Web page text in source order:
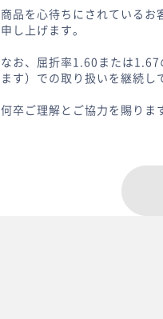
商品を心待ちにされている
申し上げます。
なお、屈折率1.60または1.67
ます）での取り扱いを継続し
何卒ご理解とご協力を賜りま